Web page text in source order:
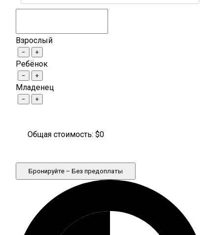
Взрослый
− +
Ребёнок
− +
Младенец
− +
Общая стоимость: $0
Бронируйте – Без предоплаты